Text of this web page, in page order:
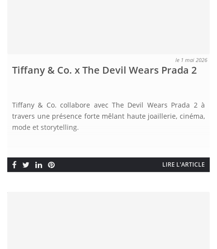
le 1 mai 2026
Tiffany & Co. x The Devil Wears Prada 2
Tiffany & Co. collabore avec The Devil Wears Prada 2 à
travers une présence forte mêlant haute joaillerie, cinéma,
mode et storytelling.
LIRE L'ARTICLE